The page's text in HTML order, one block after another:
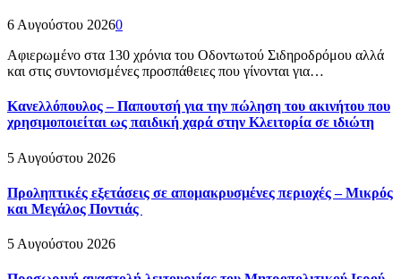
6 Αυγούστου 20260
Αφιερωμένο στα 130 χρόνια του Οδοντωτού Σιδηροδρόμου αλλά
και στις συντονισμένες προσπάθειες που γίνονται για…
Κανελλόπουλος – Παπουτσή για την πώληση του ακινήτου που
χρησιμοποιείται ως παιδική χαρά στην Κλειτορία σε ιδιώτη
5 Αυγούστου 2026
Προληπτικές εξετάσεις σε απομακρυσμένες περιοχές – Μικρός
και Μεγάλος Ποντιάς
5 Αυγούστου 2026